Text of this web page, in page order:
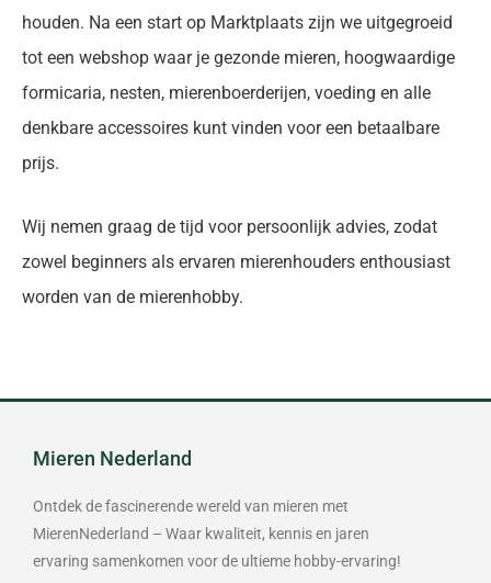
houden. Na een start op Marktplaats zijn we uitgegroeid
tot een webshop waar je gezonde mieren, hoogwaardige
formicaria, nesten, mierenboerderijen, voeding en alle
denkbare accessoires kunt vinden voor een betaalbare
prijs.
Wij nemen graag de tijd voor persoonlijk advies, zodat
zowel beginners als ervaren mierenhouders enthousiast
worden van de mierenhobby.
Mieren Nederland
Ontdek de fascinerende wereld van mieren met
MierenNederland – Waar kwaliteit, kennis en jaren
ervaring samenkomen voor de ultieme hobby-ervaring!